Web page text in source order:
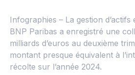
Infographies – La gestion
BNP Paribas a enregistré une
milliards d’euros au deuxième
montant presque équivalent à
récolte sur l’année 2024.